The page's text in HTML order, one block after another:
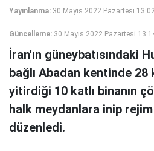
Yayınlanma: 30 Mayıs 2022 Pazartesi
Güncelleme: 30 Mayıs 2022 Pazartesi
İran'ın güneybatısındaki
bağlı Abadan kentinde 28
yitirdiği 10 katlı binanın
halk meydanlara inip
düzenledi.